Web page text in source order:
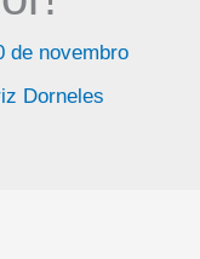
de novembro
Dorneles